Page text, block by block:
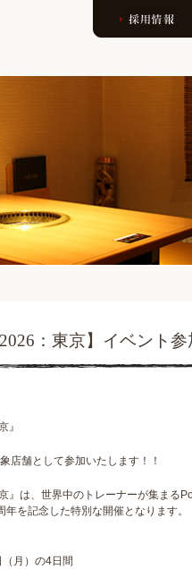
2026：東京】イベント
』
店舗として参加いたします！！
』は、世界中のトレーナーが集まる
を記念した特別な開催となります。
月）の4日間